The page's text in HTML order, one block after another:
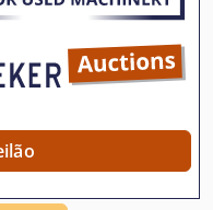
Esta oferta refere-se
itens
podem pertencer a
de corrigir possíveis